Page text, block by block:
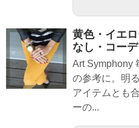
黄色・イエ
なし・コー
Art Symphony
の参考に。明
アイテムとも
ーの...